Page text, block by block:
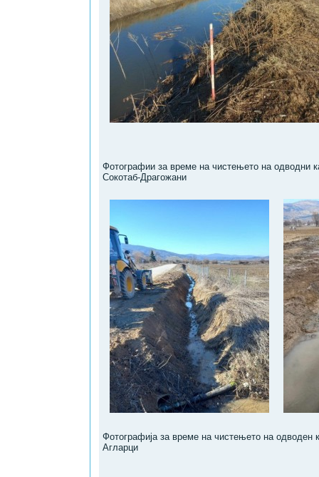
Фотографии за време на чистењето на одводни
Сокотаб-Драгожани
Фотографија за време на чистењето на одводен
Агларци